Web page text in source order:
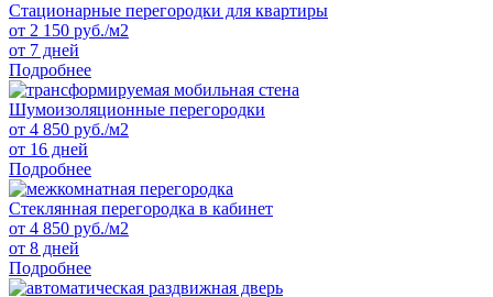
Стационарные перегородки для квартиры
от 2 150 руб./м2
от 7 дней
Подробнее
Шумоизоляционные перегородки
от 4 850 руб./м2
от 16 дней
Подробнее
Стеклянная перегородка в кабинет
от 4 850 руб./м2
от 8 дней
Подробнее